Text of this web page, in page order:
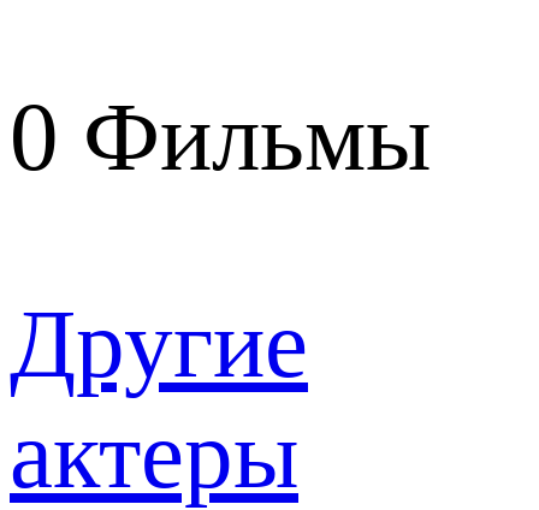
0 Фильмы
Другие
актеры